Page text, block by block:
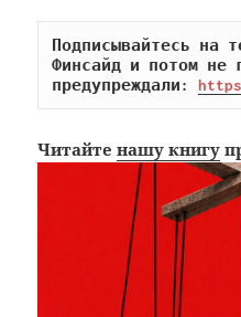
Подписывайтесь на
Финсайд и потом не
предупреждали:
Читайтенашу книгу